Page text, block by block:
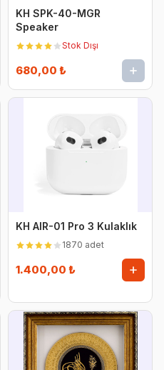
KH SPK-40-MGR
Speaker
Stok Dışı
680,00 ₺
KH AIR-01 Pro 3 Kulaklık
1870 adet
1.400,00 ₺